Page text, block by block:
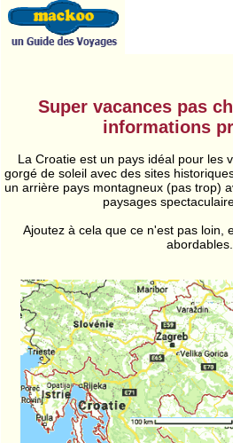
Super vacances pas
informations
La Croatie est un pays idéal pour les
gorgé de soleil avec des sites
un arrière pays montagneux (pas trop)
paysages
Ajoutez à cela que ce n'est pas loin,
abordables.